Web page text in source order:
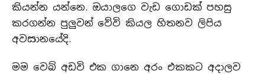
කියන්න යන්නෙ. ඔයාලගෙ වැඩ ගොඩක් පහසු
කරගන්න පුලුවන් වේවි කියල හිතනව ලිපිය
අවසානයේදි.
මම වෙබ් අඩවි එක ගානෙ අරං එකකට අදාලව